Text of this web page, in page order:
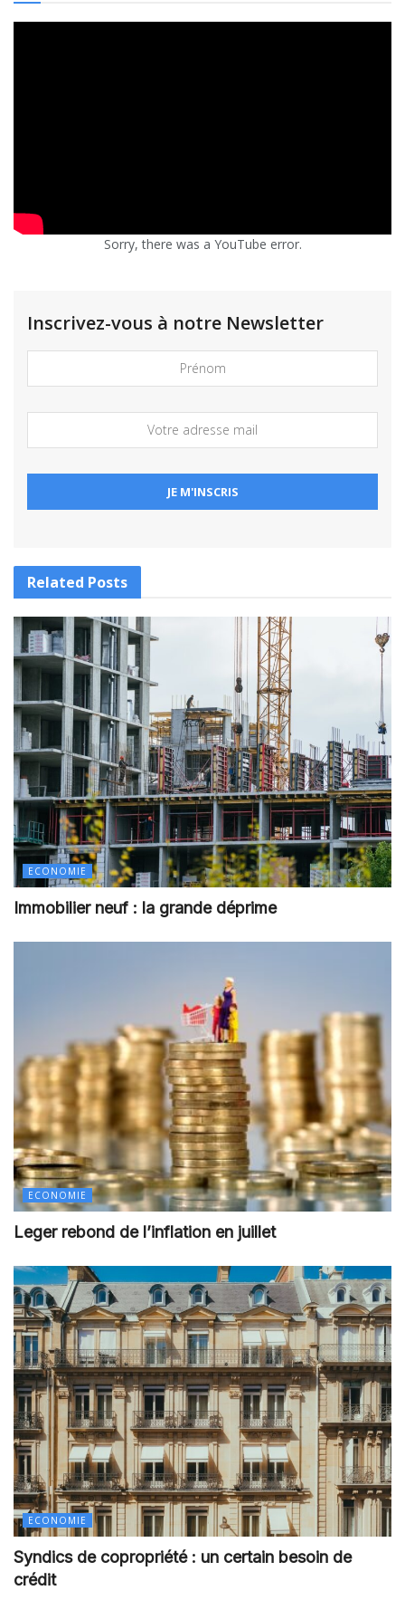
Sorry, there was a YouTube error.
Inscrivez-vous à notre Newsletter
Related Posts
ECONOMIE
Immobilier neuf : la grande déprime
ECONOMIE
Leger rebond de l’inflation en juillet
ECONOMIE
Syndics de copropriété : un certain besoin de
crédit